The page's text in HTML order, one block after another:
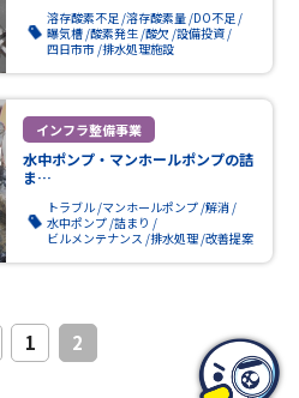
溶存酸素不足 溶存酸素量 DO不足
曝気槽 酸素発生 酸欠 設備投資
四日市市 排水処理施設
インフラ整備事業
水中ポンプ・マンホールポンプの詰
ま…
トラブル マンホールポンプ 解消
水中ポンプ 詰まり
ビルメンテナンス 排水処理 改善提案
1 2